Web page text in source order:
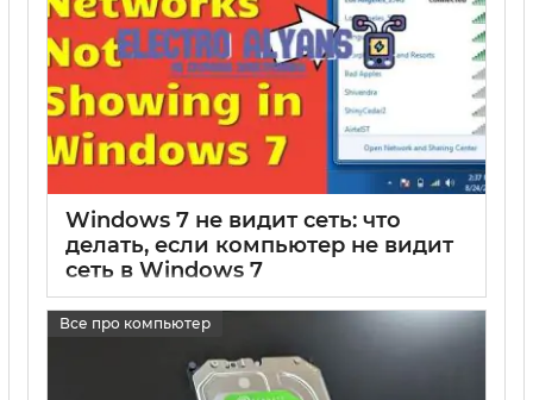
Windows 7 не видит сеть: что
делать, если компьютер не видит
сеть в Windows 7
Все про компьютер